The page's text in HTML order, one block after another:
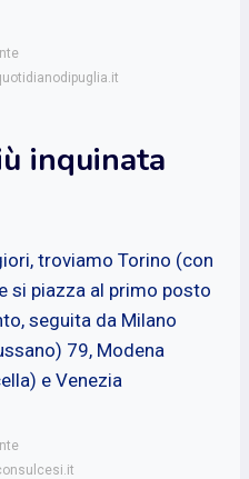
inquinata
troviamo Torino (con
si piazza al primo posto
seguita da Milano
79, Modena
e Venezia